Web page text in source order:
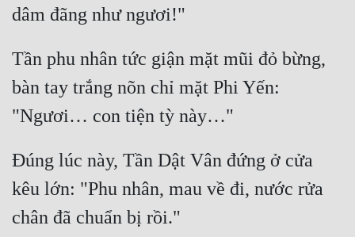
Tần phu nhân tức giận mặt mũi đỏ bừng,
bàn tay trắng nõn chỉ mặt Phi Yến:
Đúng lúc này, Tần Dật Vân đứng ở cửa
kêu lớn: "Phu nhân, mau về đi, nước rửa